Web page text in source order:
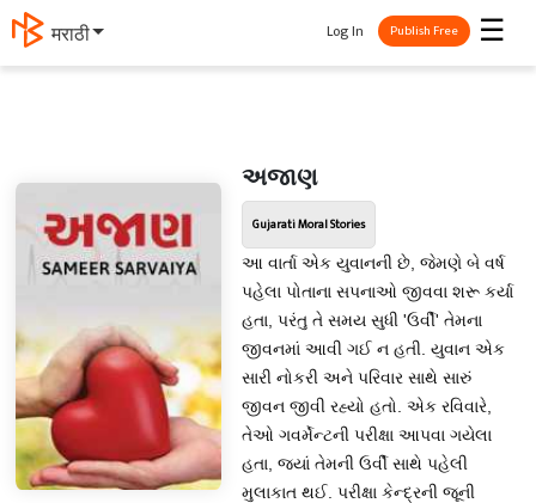
मराठी ☰
Log In Publish Free
અજાણ
Gujarati Moral Stories
આ વાર્તા એક યુવાનની છે, જેમણે બે વર્ષ
પહેલા પોતાના સપનાઓ જીવવા શરૂ કર્યા
હતા, પરંતુ તે સમય સુધી 'ઉર્વી' તેમના
જીવનમાં આવી ગઈ ન હતી. યુવાન એક
સારી નોકરી અને પરિવાર સાથે સારું
જીવન જીવી રહ્યો હતો. એક રવિવારે,
તેઓ ગવર્મેન્ટની પરીક્ષા આપવા ગયેલા
હતા, જ્યાં તેમની ઉર્વી સાથે પહેલી
મુલાકાત થઈ. પરીક્ષા કેન્દ્રની જૂની